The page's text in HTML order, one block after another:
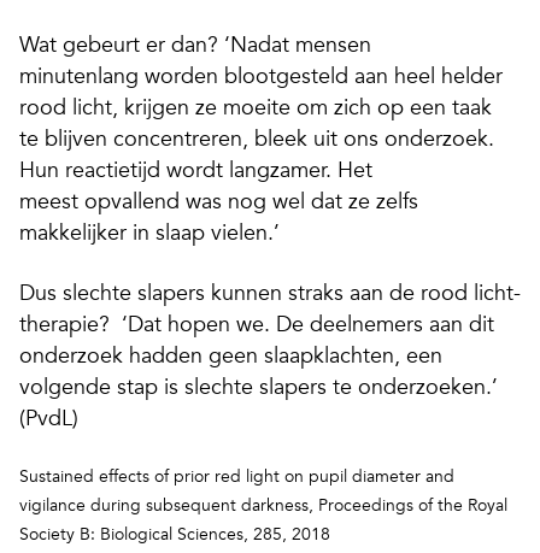
Wat gebeurt er dan? ‘Nadat mensen
minutenlang worden blootgesteld aan heel helder
rood licht, krijgen ze moeite om zich op een taak
te blijven concentreren, bleek uit ons onderzoek.
Hun reactietijd wordt langzamer. Het
meest opvallend was nog wel dat ze zelfs
makkelijker in slaap vielen.’
Dus slechte slapers kunnen straks aan de rood licht-
therapie? ‘Dat hopen we. De deelnemers aan dit
onderzoek hadden geen slaapklachten, een
volgende stap is slechte slapers te onderzoeken.’
(PvdL)
Sustained effects of prior red light on pupil diameter and
vigilance during subsequent darkness, Proceedings of the Royal
Society B: Biological Sciences, 285, 2018